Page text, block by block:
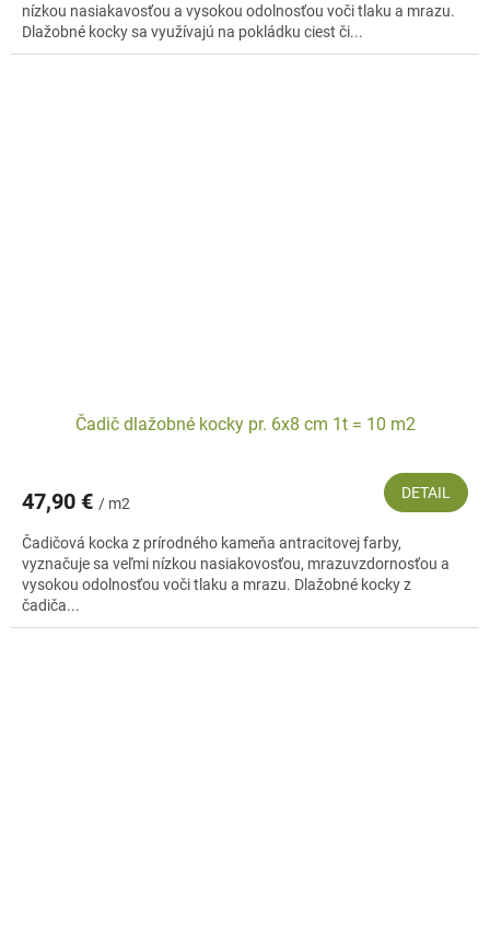
nízkou nasiakavosťou a vysokou odolnosťou voči tlaku a mrazu.
Dlažobné kocky sa využívajú na pokládku ciest či...
Čadič dlažobné kocky pr. 6x8 cm 1t = 10 m2
47,90 € / m2
DETAIL
Čadičová kocka z prírodného kameňa antracitovej farby,
vyznačuje sa veľmi nízkou nasiakovosťou, mrazuvzdornosťou a
vysokou odolnosťou voči tlaku a mrazu. Dlažobné kocky z
čadiča...